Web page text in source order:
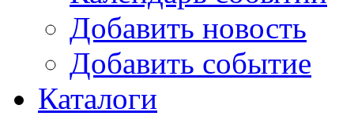
Добавить новость
Добавить событие
Каталоги